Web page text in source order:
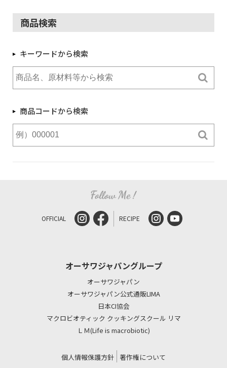
商品検索
キーワードから検索
商品コードから検索
OFFICIAL RECIPE
オーサワジャパングループ
オーサワジャパン
オーサワジャパン公式通販LIMA
日本CI協会
マクロビオティック クッキングスクール リマ
ＬＭ(Life is macrobiotic)
個人情報保護方針 著作権について